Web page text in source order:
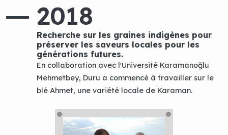
2018
Recherche sur les graines indigènes pour
préserver les saveurs locales pour les
générations futures.
En collaboration avec l'Université Karamanoğlu
Mehmetbey, Duru a commencé à travailler sur le
blé Ahmet, une variété locale de Karaman.